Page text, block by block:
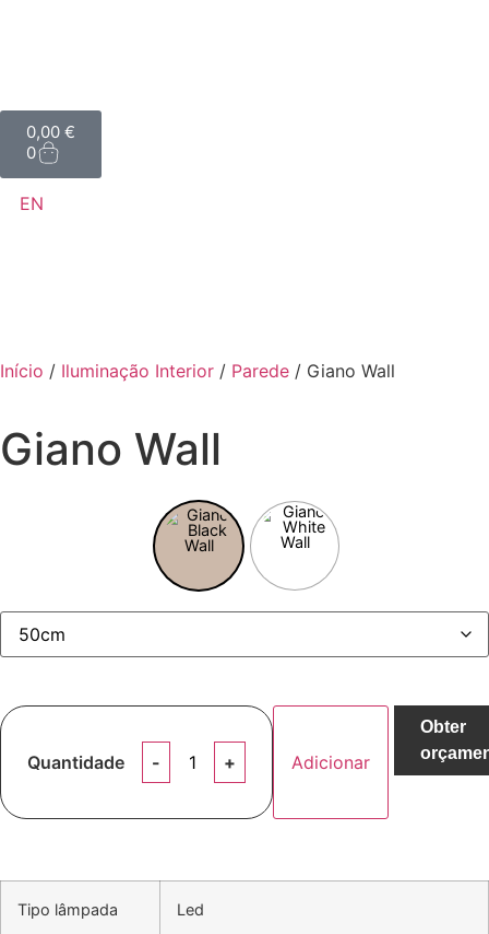
0,00 €
0
EN
Início / Iluminação Interior / Parede / Giano Wall
Giano Wall
Quantidade Adicionar
Obter
Tipo lâmpada Led